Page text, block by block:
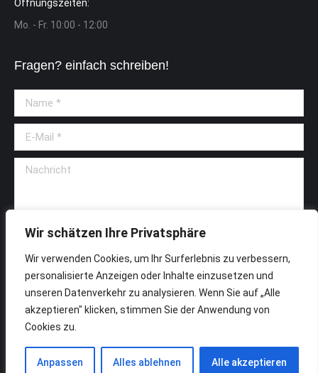
Wir schätzen Ihre Privatsphäre
Wir verwenden Cookies, um Ihr Surferlebnis zu verbessern,
personalisierte Anzeigen oder Inhalte einzusetzen und
unseren Datenverkehr zu analysieren. Wenn Sie auf „Alle
akzeptieren" klicken, stimmen Sie der Anwendung von
Cookies zu.
Anpassen Alles ablehnen Alle akzeptieren
Öffnungszeiten:
Mo. - Fr. 10:00 - 12:00
Fragen? einfach schreiben!
Name *
E-Mail *
Nachricht
Ich habe die Datenschutzbestimmungen zur Kenntnis genommen
und stimme diesen zu.
Senden
mail:info@moberatbes.de 038371- 55 94